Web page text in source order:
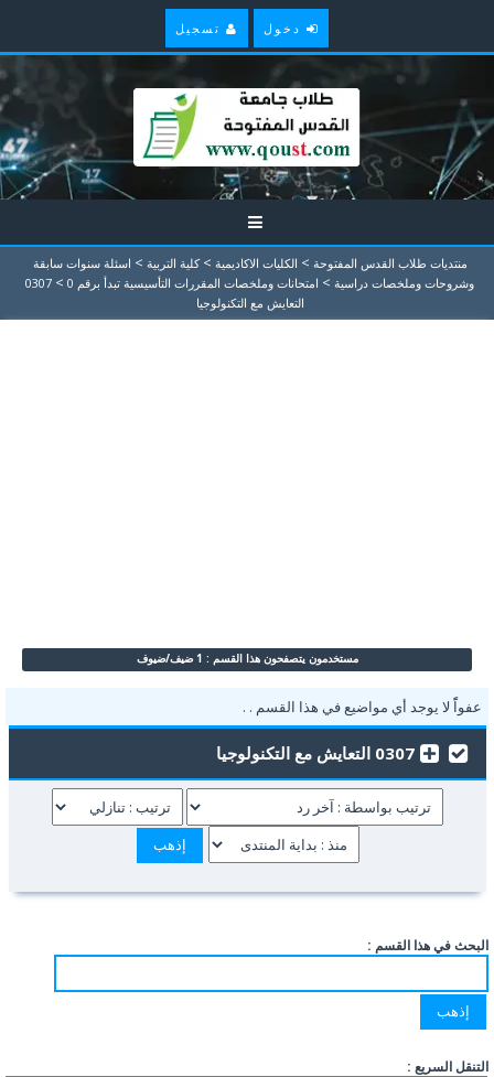
دخول تسجيل
منتديات طلاب القدس المفتوحة > الكليات الاكاديمية > كلية التربية > اسئلة سنوات سابقة
وشروحات وملخصات دراسية > امتحانات وملخصات المقررات التأسيسية تبدأ برقم 0 >
0307
التعايش مع التكنولوجيا
مستخدمون يتصفحون هذا القسم : 1 ضيف/ضيوف
عفواًً لا يوجد أي مواضيع في هذا القسم . .
0307 التعايش مع التكنولوجيا
البحث في هذا القسم :
التنقل السريع :